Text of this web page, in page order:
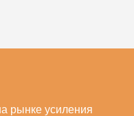
рынке усиления